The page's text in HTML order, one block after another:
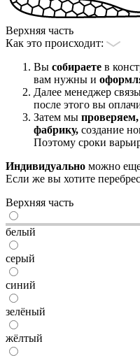
Верхняя часть
Как это происходит:
Вы собираете в
вам нужны и
Далее менеджер
после этого вы
Затем мы
фабрику, создание
Поэтому сроки
Индивидуально можно
Если же вы хотите
Верхняя часть
белый
серый
синий
зелёный
жёлтый